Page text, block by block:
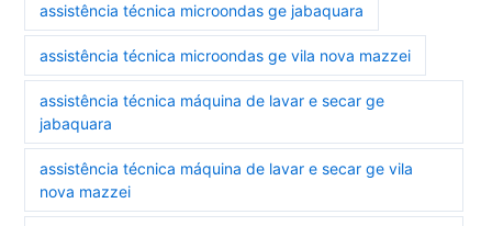
assistência técnica microondas ge jabaquara
assistência técnica microondas ge vila nova mazzei
assistência técnica máquina de lavar e secar ge
jabaquara
assistência técnica máquina de lavar e secar ge vila
nova mazzei